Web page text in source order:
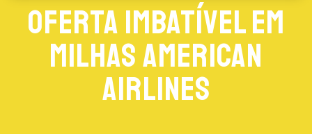
Oferta imbatível em
Milhas American
Airlines